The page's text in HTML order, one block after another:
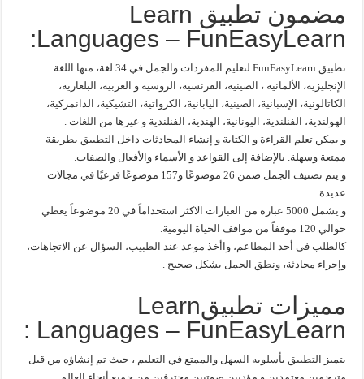
مضمون تطبيق Learn
Languages – FunEasyLearn:
تطبيق FunEasyLearn لتعليم المفردات والجمل في 34 لغة، منها اللغة
الإنجليزية، الألمانية ، الصينية، الفرنسية، الروسية و العربية، البلغارية،
الكاتالونية، الإسبانية، الصينية، اليابانية، الكرواتية، التشيكية، الدانمركية،
الهولندية، الفنلندية، اليونانية، الهندية، الفنلندية و غيرها من اللغات .
و يمكن تعلم القراءة و الكتابة و إنشاء المحادثات داخل التطبيق بطريقة
ممتعة وسهلة. بالإضافة إلى القواعد و الأسماء والأفعال والصفات.
و يتم تصنيف الجمل ضمن 26 موضوعًا و157 موضوعًا فرعيًا في مجالات
عديدة.
و يشمل 5000 عبارة من العبارات الاكثر استخداماً في 20 موضوعاً يغطي
حوالي 120 موقفاً من مواقف الحياة اليومية.
كالطلب في أحد المطاعم، واأخذ موعد عند الطبيب، السؤال عن الاتجاهات،
وإجراء محادثة، ونطق الجمل بشكل صحيح .
مميزات تطبيقLearn
Languages – FunEasyLearn :
يتميز التطبيق بأسلوبه السهل والممتع في التعليم ، حيث تم إنشاؤه من قبل